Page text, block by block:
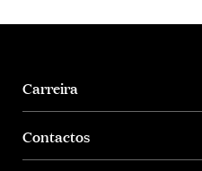
Carreira
Contactos